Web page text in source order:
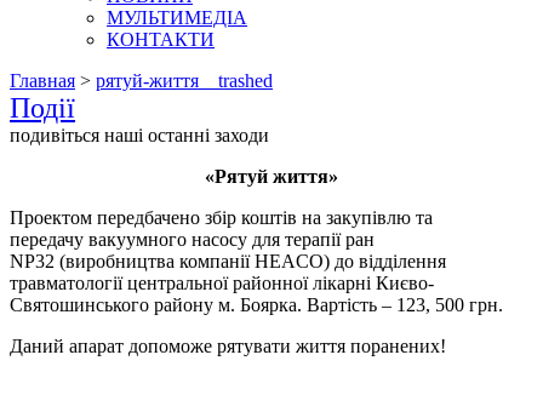
МУЛЬТИМЕДІА
КОНТАКТИ
Главная > рятуй-життя__trashed
Події
подивіться наші останні заходи
«Рятуй життя»
Проектом передбачено збір коштів на закупівлю та
передачу вакуумного насосу для терапії ран
NP32 (виробництва компанії HEACO) до відділення
травматології центральної районної лікарні Києво-
Святошинського району м. Боярка. Вартість – 123, 500 грн.
Даний апарат допоможе рятувати життя поранених!